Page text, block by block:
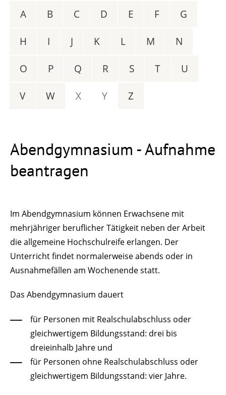
A B C D E F G
H I J K L M N
O P Q R S T U
V W X Y Z
Abendgymnasium - Aufnahme
beantragen
Im Abendgymnasium können Erwachsene mit
mehrjähriger beruflicher Tätigkeit neben der Arbeit
die allgemeine Hochschulreife erlangen. Der
Unterricht findet normalerweise abends oder in
Ausnahmefällen am Wochenende statt.
Das Abendgymnasium dauert
für Personen mit Realschulabschluss oder
gleichwertigem Bildungsstand: drei bis
dreieinhalb Jahre und
für Personen ohne Realschulabschluss oder
gleichwertigem Bildungsstand: vier Jahre.